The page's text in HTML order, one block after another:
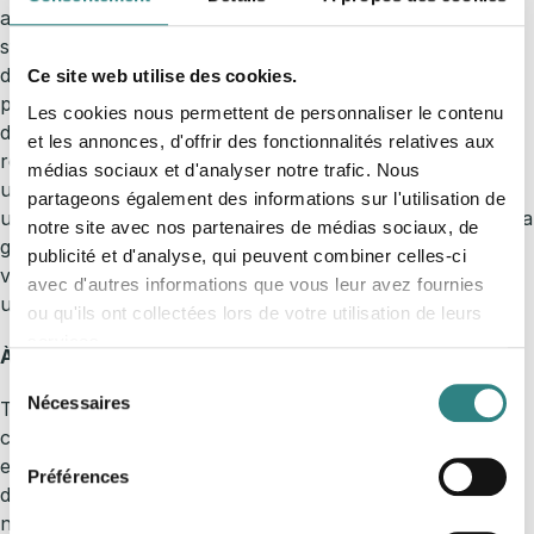
Ce site web utilise des cookies.
Les cookies nous permettent de personnaliser le contenu
et les annonces, d'offrir des fonctionnalités relatives aux
médias sociaux et d'analyser notre trafic. Nous
partageons également des informations sur l'utilisation de
notre site avec nos partenaires de médias sociaux, de
publicité et d'analyse, qui peuvent combiner celles-ci
avec d'autres informations que vous leur avez fournies
ou qu'ils ont collectées lors de votre utilisation de leurs
du
consentement
Nécessaires
Préférences
aspects liés à votre équipe : planification des horaires,
système de pointage et gestion des salaires. Toutes les
données sont centralisées dans une solution d’analyse
puissante et intuitive, afin que nos clients puissent
découvrir de nouvelles opportunités pour accroître leur
rentabilité. Un outil simple et intelligent, que vous soyez
un bistrot de quartier, une grande chaîne franchisée ou
un mix entre les deux. Nous nous occupons d’améliorer la
gestion de vos établissements, afin que vous puissiez
vous concentrer sur ce qui importe réellement : offrir
une expérience inoubliable à vos clients.
À propos de Trivec
Trivec fait partie des fournisseurs leaders en matière de
caisses enregistreuses pour les restaurants, bars, clubs
et hôtels. Grâce à un large réseau de partenaires qui
donne accès à de nombreuses intégrations connectées,
nous vous proposons des solutions efficaces et fluides